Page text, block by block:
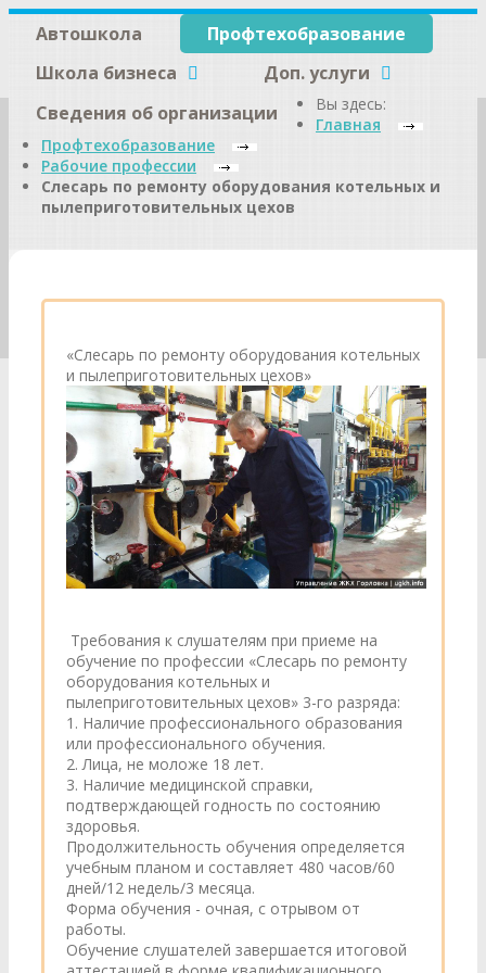
Автошкола
Профтехобразование
Школа бизнеса
Доп. услуги
Сведения об организации
Вы здесь:
Главная
Профтехобразование
Рабочие профессии
Слесарь по ремонту оборудования котельных и
пылеприготовительных цехов
«Слесарь по ремонту оборудования котельных
и пылеприготовительных цехов»
Требования к слушателям при приеме на
обучение по профессии «Слесарь по ремонту
оборудования котельных и
пылеприготовительных цехов» 3-го разряда:
1. Наличие профессионального образования
или профессионального обучения.
2. Лица, не моложе 18 лет.
3. Наличие медицинской справки,
подтверждающей годность по состоянию
здоровья.
Продолжительность обучения определяется
учебным планом и составляет 480 часов/60
дней/12 недель/3 месяца.
Форма обучения - очная, с отрывом от
работы.
Обучение слушателей завершается итоговой